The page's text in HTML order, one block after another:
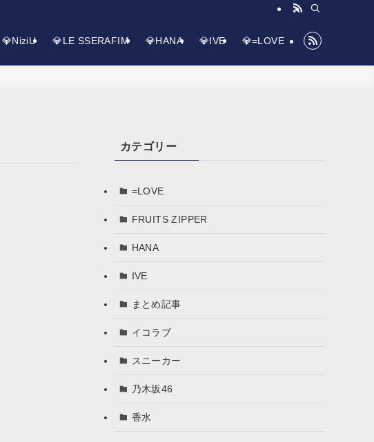
💎NiziU 💎LE SSERAFIM 💎HANA 💎IVE 💎=LOVE
カテゴリー
=LOVE
FRUITS ZIPPER
HANA
IVE
まとめ記事
イコラブ
スニーカー
乃木坂46
香水